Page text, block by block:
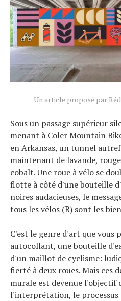
Un article proposé par
Sous un passage supérieur
menant à Coler Mountain
en Arkansas, un tunnel
maintenant de lavande,
cobalt. Une roue à vélo se
flotte à côté d'une bouteille
noires audacieuses, le
tous les vélos (R) sont les
C'est le genre d'art que vous
autocollant, une bouteille
d'un maillot de cyclisme:
fierté à deux roues. Mais ces
murale est devenue
l'interprétation, le processus